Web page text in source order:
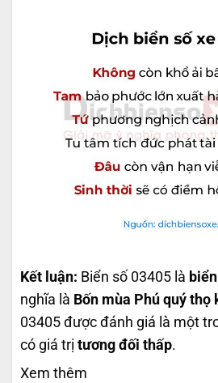
Kết luận: Biển số 03405 là
nghĩa là Bốn mùa Phú quý thọ
03405 được đánh giá là một
có giá trị tương đối thấp.
Xem thêm